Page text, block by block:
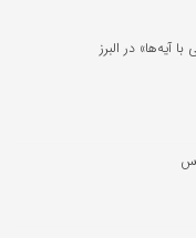
آیه‌ها» در البرز